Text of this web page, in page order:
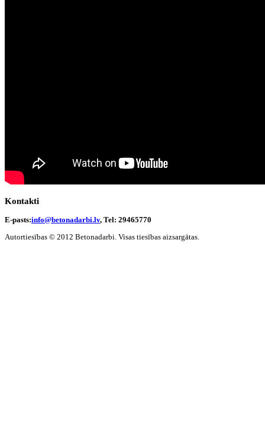
Kontakti
E-pasts:info@betonadarbi.lv, Tel: 29465770
Autortiesības © 2012 Betonadarbi. Visas tiesības aizsargātas.